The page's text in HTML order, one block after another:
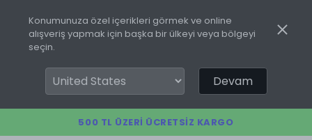
Konumunuza özel içerikleri görmek ve online
alışveriş yapmak için başka bir ülkeyi veya bölgeyi
seçin.
Devam
500 TL ÜZERI ÜCRETSIZ KARGO